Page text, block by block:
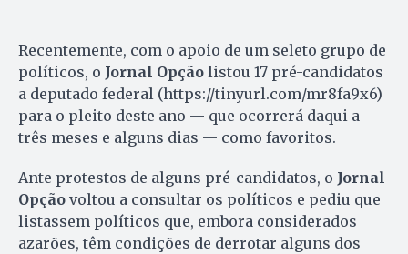
Recentemente, com o apoio de um seleto grupo de
políticos, o Jornal Opção listou 17 pré-candidatos
a deputado federal (https://tinyurl.com/mr8fa9x6)
para o pleito deste ano — que ocorrerá daqui a
três meses e alguns dias — como favoritos.
Ante protestos de alguns pré-candidatos, o Jornal
Opção voltou a consultar os políticos e pediu que
listassem políticos que, embora considerados
azarões, têm condições de derrotar alguns dos